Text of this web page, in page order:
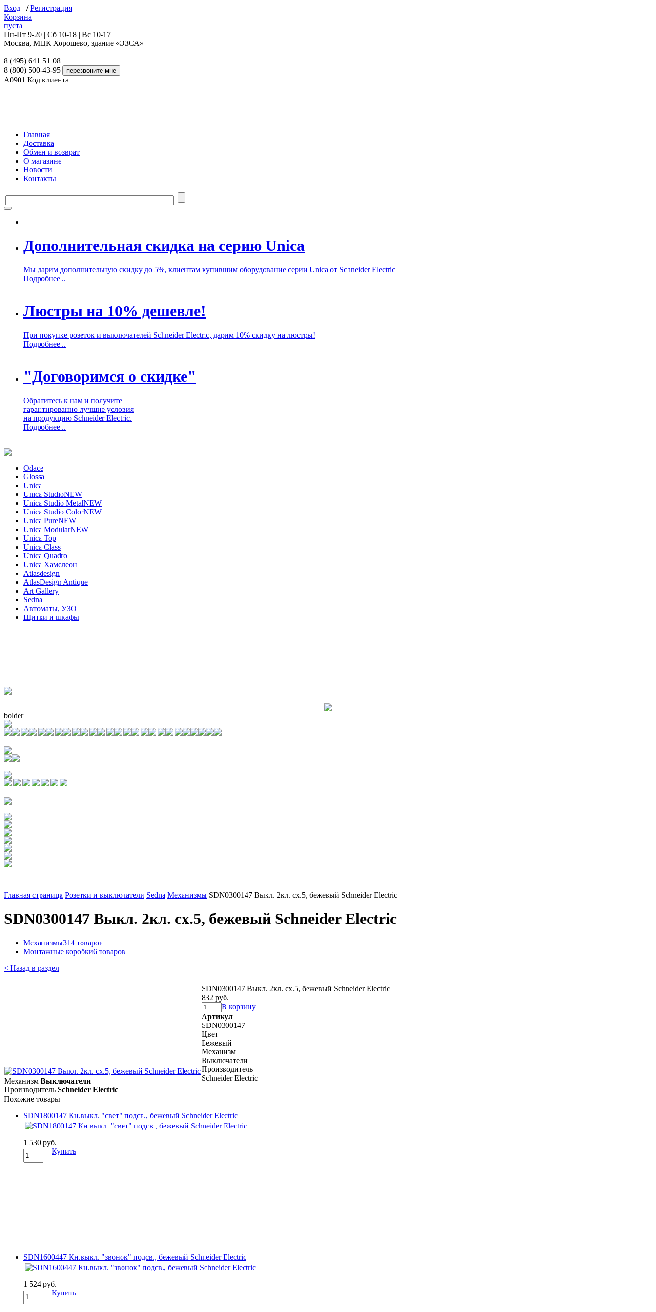
Вход / Регистрация
Корзина
пуста
Пн-Пт 9-20 | Сб 10-18 | Вс 10-17
Москва, МЦК Хорошево, здание «ЭЗСА»
8 (495) 641-51-08
8 (800) 500-43-95
A0901 Код клиента
Главная
Доставка
Обмен и возврат
О магазине
Новости
Контакты
Дополнительная скидка на серию Unica
Мы дарим дополнительную скидку до 5%, клиентам купившим оборудование серии Unica от Schneider Electric
Подробнее...
Люстры на 10% дешевле!
При покупке розеток и выключателей Schneider Electric, дарим 10% скидку на люстры!
Подробнее...
"Договоримся о скидке"
Обратитесь к нам и получите
гарантированно лучшие условия
на продукцию Schneider Electric.
Подробнее...
Odace
Glossa
Unica
Unica StudioNEW
Unica Studio MetalNEW
Unica Studio ColorNEW
Unica PureNEW
Unica ModularNEW
Unica Top
Unica Class
Unica Quadro
Unica Хамелеон
Atlasdesign
AtlasDesign Antique
Art Gallery
Sedna
Автоматы, УЗО
Щитки и шкафы
bolder
Главная страница Розетки и выключатели Sedna Механизмы SDN0300147 Выкл. 2кл. cx.5, бежевый Schneider Electric
SDN0300147 Выкл. 2кл. cx.5, бежевый Schneider Electric
Механизмы314 товаров
Монтажные коробки6 товаров
< Назад в раздел
SDN0300147 Выкл. 2кл. cx.5, бежевый Schneider Electric
832 руб.
В корзину
Артикул
SDN0300147
Цвет
Бежевый
Механизм
Выключатели
Производитель
Schneider Electric
Механизм Выключатели
Производитель Schneider Electric
Похожие товары
SDN1800147 Кн.выкл. "свет" подсв., бежевый Schneider Electric
1 530 руб.
Купить
SDN1600447 Кн.выкл. "звонок" подсв., бежевый Schneider Electric
1 524 руб.
Купить